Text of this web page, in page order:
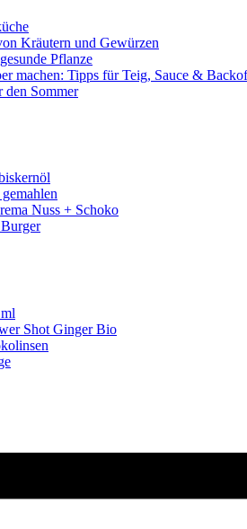
Kräutern und Gewürzen
Pflanze
machen: Tipps für Teig, Sauce &
den Sommer
Nuss + Schoko
Shot Ginger Bio